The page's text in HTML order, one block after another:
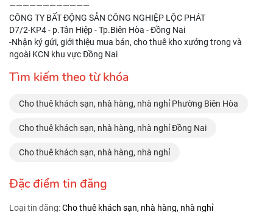
————————————
CÔNG TY BẤT ĐỘNG SẢN CÔNG NGHIỆP LỘC PHÁT
D7/2-KP4 - p.Tân Hiệp - Tp.Biên Hòa - Đồng Nai
-Nhận ký gửi, giới thiệu mua bán, cho thuê kho xưởng trong và
ngoài KCN khu vực Đồng Nai
Tìm kiếm theo từ khóa
Cho thuê khách sạn, nhà hàng, nhà nghỉ Phường Biên Hòa
Cho thuê khách sạn, nhà hàng, nhà nghỉ Đồng Nai
Cho thuê khách sạn, nhà hàng, nhà nghỉ
Đặc điểm tin đăng
Loại tin đăng:Cho thuê khách sạn, nhà hàng, nhà nghỉ